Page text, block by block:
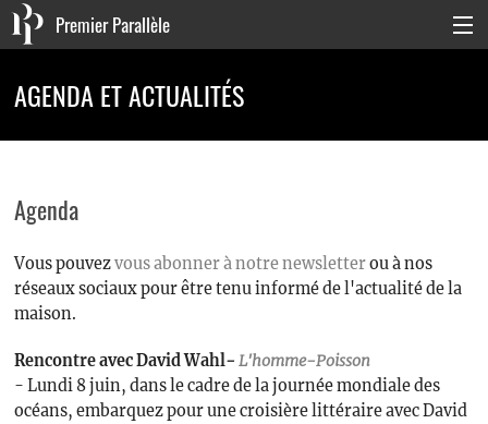
Premier Parallèle
Agenda & actualités
La maison
Connexion
AGENDA ET ACTUALITÉS
Agenda
Vous pouvezvous abonner à notre newsletterou à nos
réseaux sociaux pour être tenu informé de l'actualité de la
maison.
Rencontre avec David Wahl- L'homme-Poisson
- Lundi 8 juin, dans le cadre de la journée mondiale des
océans, embarquez pour une croisière littéraire avec David